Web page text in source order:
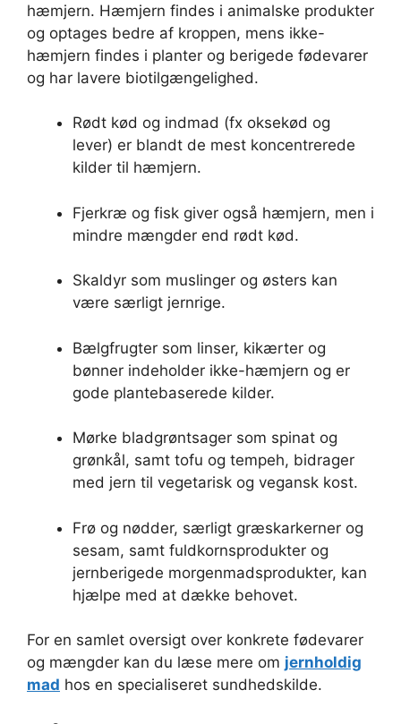
hæmjern. Hæmjern findes i animalske produkter
og optages bedre af kroppen, mens ikke-
hæmjern findes i planter og berigede fødevarer
og har lavere biotilgængelighed.
Rødt kød og indmad (fx oksekød og
lever) er blandt de mest koncentrerede
kilder til hæmjern.
Fjerkræ og fisk giver også hæmjern, men i
mindre mængder end rødt kød.
Skaldyr som muslinger og østers kan
være særligt jernrige.
Bælgfrugter som linser, kikærter og
bønner indeholder ikke-hæmjern og er
gode plantebaserede kilder.
Mørke bladgrøntsager som spinat og
grønkål, samt tofu og tempeh, bidrager
med jern til vegetarisk og vegansk kost.
Frø og nødder, særligt græskarkerner og
sesam, samt fuldkornsprodukter og
jernberigede morgenmadsprodukter, kan
hjælpe med at dække behovet.
For en samlet oversigt over konkrete fødevarer
og mængder kan du læse mere om jernholdig
mad hos en specialiseret sundhedskilde.